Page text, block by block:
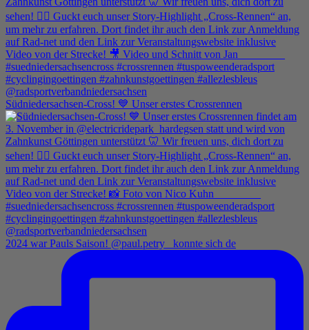
Südniedersachsen-Cross! 💙 Unser erstes Crossrennen
2024 war Pauls Saison! @paul.petry_ konnte sich de